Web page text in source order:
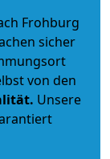
Frohburg
sicher
von den
. Unsere